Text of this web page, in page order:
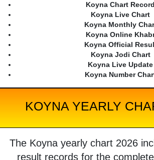
Koyna Chart Record
Koyna Live Chart
Koyna Monthly
Koyna Online
Koyna Official
Koyna Jodi Chart
Koyna Live Update
Koyna Number
KOYNA YEARLY
The Koyna yearly chart 2026
result records for the